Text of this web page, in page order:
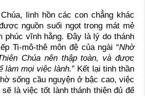
linh hồn các con chẳng khác
nguồn suối ngọt trong mát mẻ
phúc vĩnh hằng. Đây là lý do thánh
Ti-mô-thê môn đệ của ngài “Nhờ
Chúa nên thập toàn, và được
làm mọi việc lành.” Kết lại tinh thần
sống cầu nguyện ở bậc cao, việc
sẽ là việc tốt lành thánh thiện đủ để